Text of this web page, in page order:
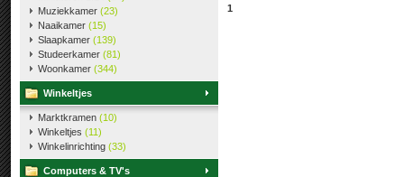
Muziekkamer (23)
Naaikamer (15)
Slaapkamer (139)
Studeerkamer (81)
Woonkamer (344)
Winkeltjes
Marktkramen (10)
Winkeltjes (11)
Winkelinrichting (33)
Computers & TV's
1